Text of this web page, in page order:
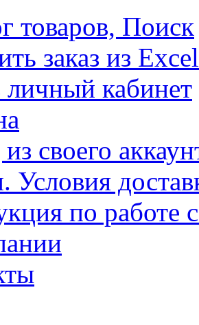
товаров, Поиск
заказ из Excel
личный кабинет
своего
Условия
по работе